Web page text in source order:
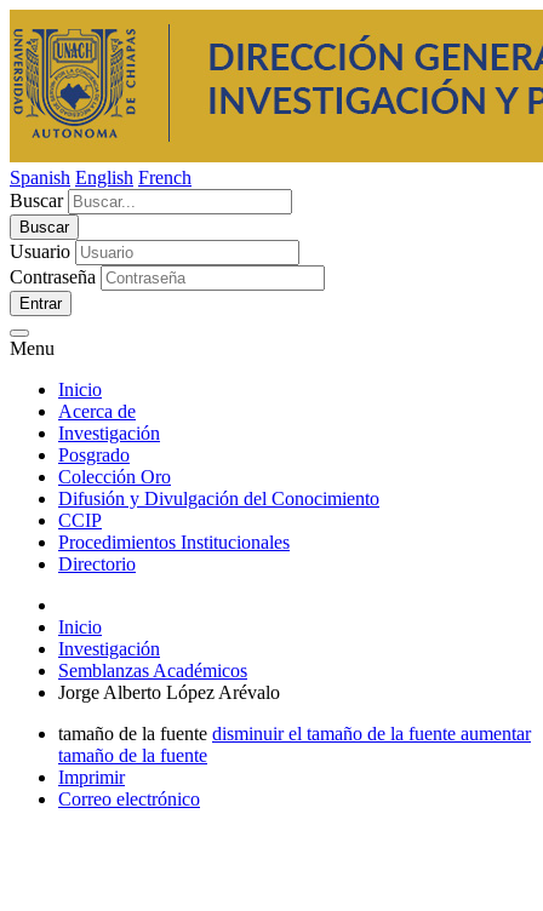
Spanish English French
Buscar
Usuario
Contraseña
Entrar
Menu
Inicio
Acerca de
Investigación
Posgrado
Colección Oro
Difusión y Divulgación del Conocimiento
CCIP
Procedimientos Institucionales
Directorio
Inicio
Investigación
Semblanzas Académicos
Jorge Alberto López Arévalo
tamaño de la fuente disminuir el tamaño de la fuente aumentar
tamaño de la fuente
Imprimir
Correo electrónico